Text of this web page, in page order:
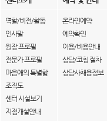
역할/비전/활동
인사말
원장 프로필
전문가 프로필
마음애의 특별함
조직도
센터 시설보기
지점개설안내
온라인예약
예약확인
이용/비용안내
상담/코칭 절차
상담사채용정보